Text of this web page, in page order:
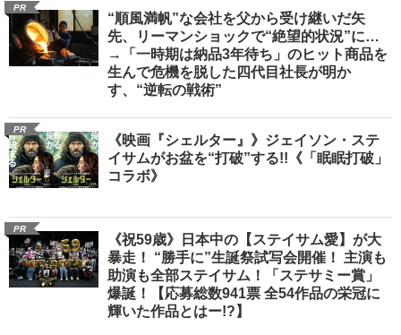
PR
“順風満帆”な会社を父から受け継いだ矢
先、リーマンショックで“絶望的状況”に…
→「一時期は納品3年待ち」のヒット商品を
生んで危機を脱した四代目社長が明か
す、“逆転の戦術”
PR
《映画『シェルター』》ジェイソン・ステ
イサムがお盆を“打破”する!!《「眠眠打破」
コラボ》
PR
《祝59歳》日本中の【ステイサム愛】が大
暴走！ “勝手に”生誕祭試写会開催！ 主演も
助演も全部ステイサム！「ステサミー賞」
爆誕！【応募総数941票 全54作品の栄冠に
輝いた作品とはー!?】